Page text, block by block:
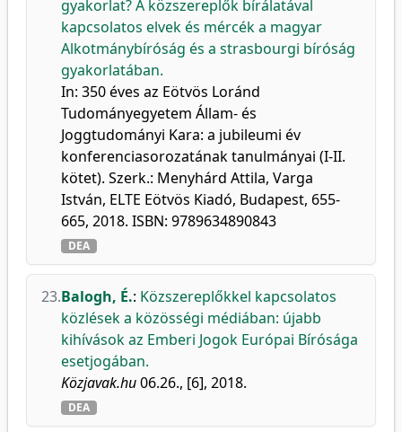
gyakorlat? A közszereplők bírálatával
kapcsolatos elvek és mércék a magyar
Alkotmánybíróság és a strasbourgi bíróság
gyakorlatában.
In: 350 éves az Eötvös Loránd
Tudományegyetem Állam- és
Joggtudományi Kara: a jubileumi év
konferenciasorozatának tanulmányai (I-II.
kötet). Szerk.: Menyhárd Attila, Varga
István, ELTE Eötvös Kiadó, Budapest, 655-
665, 2018. ISBN: 9789634890843
DEA
23.Balogh, É.: Közszereplőkkel kapcsolatos
közlések a közösségi médiában: újabb
kihívások az Emberi Jogok Európai Bírósága
esetjogában.
Közjavak.hu06.26., [6], 2018.
DEA